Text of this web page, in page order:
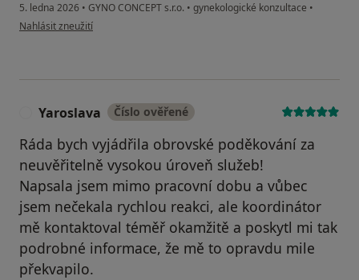
5. ledna 2026 • GYNO CONCEPT s.r.o. • gynekologické konzultace •
podle názoru uživatele Valeriia Z.
Nahlásit zneužití
Yaroslava Číslo ověřené
Ráda bych vyjádřila obrovské poděkování za
neuvěřitelně vysokou úroveň služeb!
Napsala jsem mimo pracovní dobu a vůbec
jsem nečekala rychlou reakci, ale koordinátor
mě kontaktoval téměř okamžitě a poskytl mi tak
podrobné informace, že mě to opravdu mile
překvapilo.